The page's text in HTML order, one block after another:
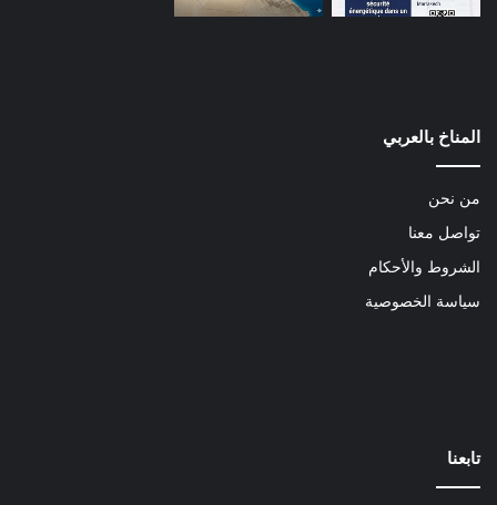
المناخ بالعربي
من نحن
تواصل معنا
الشروط والأحكام
سياسة الخصوصية
تابعنا